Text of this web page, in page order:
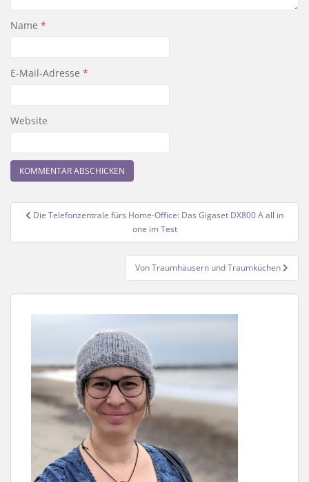
Name *
E-Mail-Adresse *
Website
Beitragsnavigation
Die Telefonzentrale fürs Home-Office: Das Gigaset DX800 A all in
one im Test
Von Traumhäusern und Traumküchen